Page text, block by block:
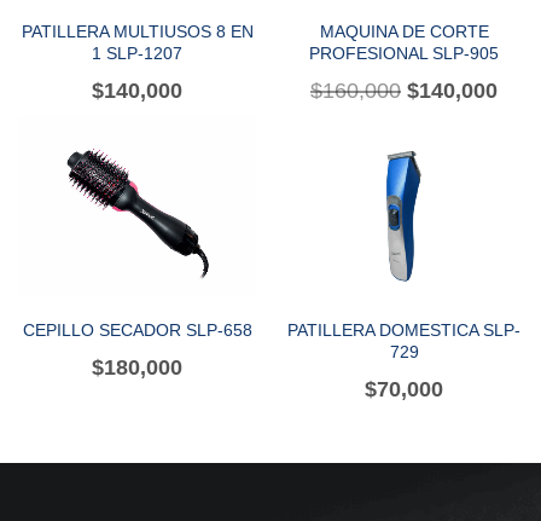
PATILLERA MULTIUSOS 8 EN
1 SLP-1207
$140,000
MAQUINA DE CORTE
PROFESIONAL SLP-905
$160,000 $140,000
CEPILLO SECADOR SLP-658
$180,000
PATILLERA DOMESTICA SLP-
729
$70,000